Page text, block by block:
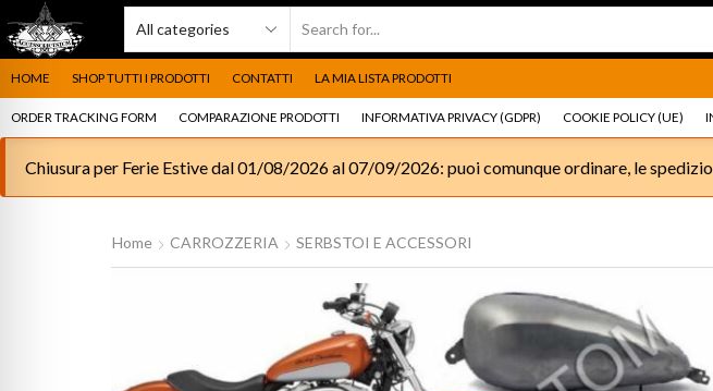
HOME SHOP TUTTI I PRODOTTI CONTATTI LA MIA LISTA PRODOTTI
ORDER TRACKING FORM COMPARAZIONE PRODOTTI INFORMATIVA PRIVACY (GDPR) COOKIE POLICY (UE)
Ricambi e accessori Moto Go
Chiusura per Ferie Estive dal 01/08/2026 al 07/09/2026: puoi comunque ordinare, le
Home CARROZZERIA SERBSTOI E ACCESSORI